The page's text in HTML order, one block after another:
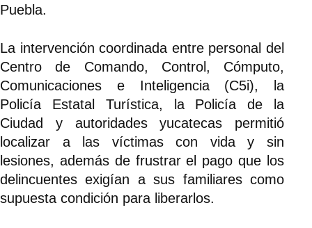
Puebla.
La intervención coordinada entre personal del
Centro de Comando, Control, Cómputo,
Comunicaciones e Inteligencia (C5i), la
Policía Estatal Turística, la Policía de la
Ciudad y autoridades yucatecas permitió
localizar a las víctimas con vida y sin
lesiones, además de frustrar el pago que los
delincuentes exigían a sus familiares como
supuesta condición para liberarlos.